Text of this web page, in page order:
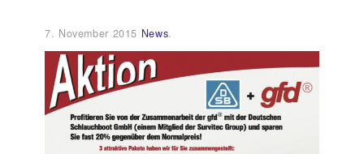
7. November 2015 News.